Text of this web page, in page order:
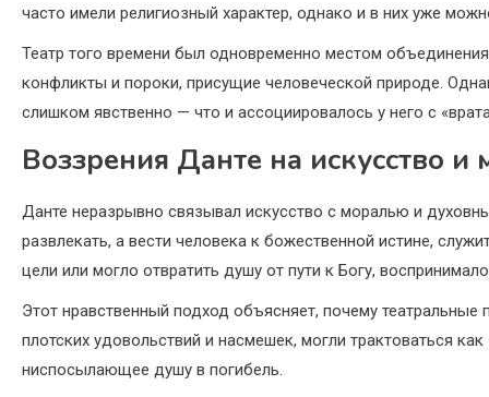
часто имели религиозный характер, однако и в них уже
Театр того времени был одновременно местом
конфликты и пороки, присущие человеческой природе.
слишком явственно — что и ассоциировалось у него с
Воззрения Данте на искусство и
Данте неразрывно связывал искусство с моралью и
развлекать, а вести человека к божественной истине,
цели или могло отвратить душу от пути к Богу,
Этот нравственный подход объясняет, почему
плотских удовольствий и насмешек, могли трактоваться
ниспосылающее душу в погибель.